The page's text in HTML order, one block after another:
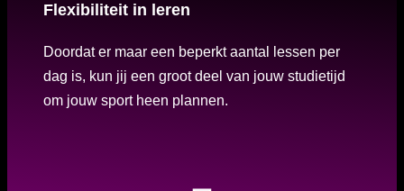
Flexibiliteit in leren
Doordat er maar een beperkt aantal lessen per
dag is, kun jij een groot deel van jouw studietijd
om jouw sport heen plannen.